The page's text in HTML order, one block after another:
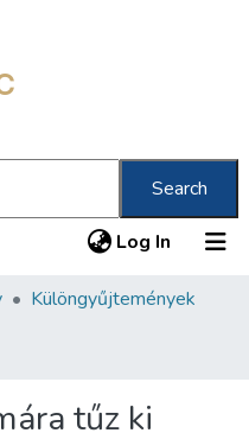
Search
Log In (current)
Különgyűjtemények
tűz ki